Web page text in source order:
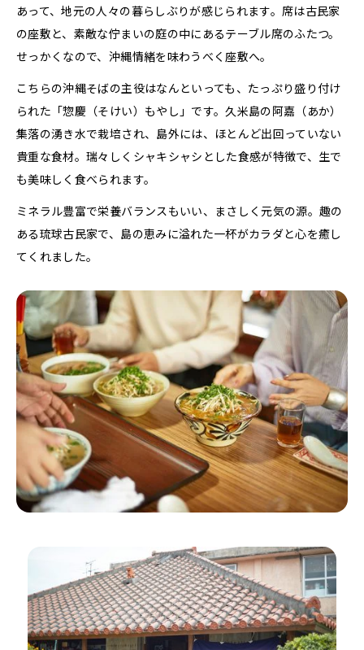
あって、地元の人々の暮らしぶりが感じられます。席は古民家
の座敷と、素敵な佇まいの庭の中にあるテーブル席のふたつ。
せっかくなので、沖縄情緒を味わうべく座敷へ。
こちらの沖縄そばの主役はなんといっても、たっぷり盛り付け
られた「惣慶（そけい）もやし」です。久米島の阿嘉（あか）
集落の湧き水で栽培され、島外には、ほとんど出回っていない
貴重な食材。瑞々しくシャキシャシとした食感が特徴で、生で
も美味しく食べられます。
ミネラル豊富で栄養バランスもいい、まさしく元気の源。趣の
ある琉球古民家で、島の恵みに溢れた一杯がカラダと心を癒し
てくれました。